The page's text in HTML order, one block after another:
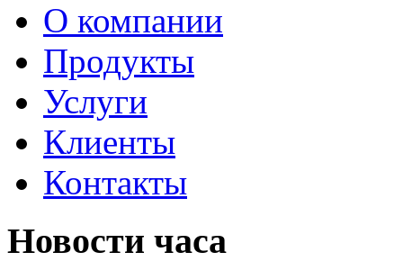
О компании
Продукты
Услуги
Клиенты
Контакты
Новости часа